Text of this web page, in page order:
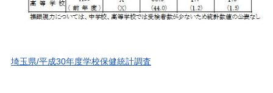
埼玉県/平成30年度学校保健統計調査